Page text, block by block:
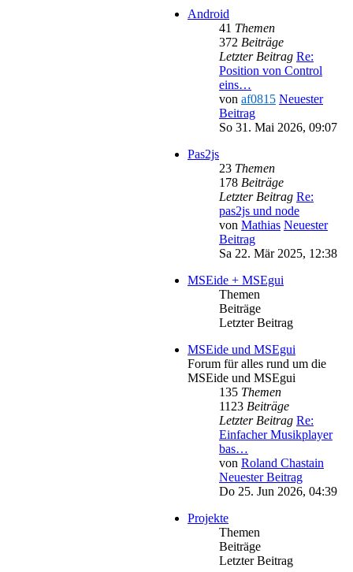
Android
41 Themen
372 Beiträge
Letzter Beitrag Re:
Position von Control
eins…
von af0815 Neuester
Beitrag
So 31. Mai 2026, 09:07
Pas2js
23 Themen
178 Beiträge
Letzter Beitrag Re:
pas2js und node
von Mathias Neuester
Beitrag
Sa 22. Mär 2025, 12:38
MSEide + MSEgui
Themen
Beiträge
Letzter Beitrag
MSEide und MSEgui
Forum für alles rund um die
MSEide und MSEgui
135 Themen
1123 Beiträge
Letzter Beitrag Re:
Einfacher Musikplayer
bas…
von Roland Chastain
Neuester Beitrag
Do 25. Jun 2026, 04:39
Projekte
Themen
Beiträge
Letzter Beitrag